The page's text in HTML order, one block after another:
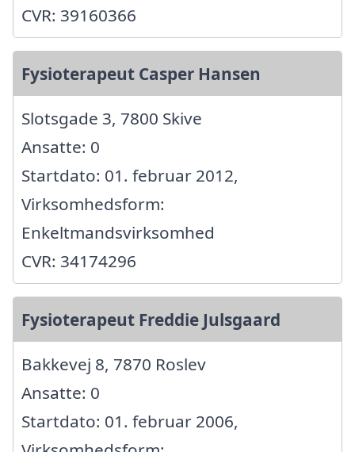
CVR: 39160366
Fysioterapeut Casper Hansen
Slotsgade 3, 7800 Skive
Ansatte: 0
Startdato: 01. februar 2012,
Virksomhedsform:
Enkeltmandsvirksomhed
CVR: 34174296
Fysioterapeut Freddie Julsgaard
Bakkevej 8, 7870 Roslev
Ansatte: 0
Startdato: 01. februar 2006,